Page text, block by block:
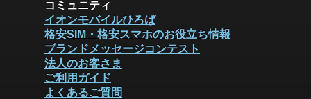
コミュニティ
イオンモバイルひろば
格安SIM・格安スマホのお役立ち情報
ブランドメッセージコンテスト
法人のお客さま
ご利用ガイド
よくあるご質問